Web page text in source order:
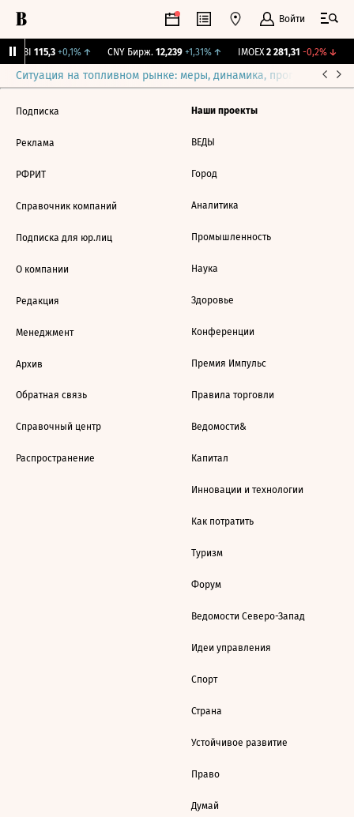
Войти
RGBI 115,3 +0,1%↑ CNY Бирж. 12,239 +1,31%↑ IMOEX 2 281,31 -0,2%↓
Ситуация на топливном рынке: меры, динамика, прогнозы
Подписка
Реклама
РФРИТ
Справочник компаний
Подписка для юр.лиц
О компании
Редакция
Менеджмент
Архив
Обратная связь
Справочный центр
Распространение
Наши проекты
ВЕДЫ
Город
Аналитика
Промышленность
Наука
Здоровье
Конференции
Премия Импульс
Правила торговли
Ведомости&
Капитал
Инновации и технологии
Как потратить
Туризм
Форум
Ведомости Северо-Запад
Идеи управления
Спорт
Страна
Устойчивое развитие
Право
Думай